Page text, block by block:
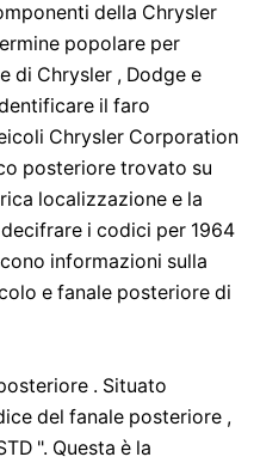
della Chrysler
popolare per
di Chrysler , Dodge e
il faro
Chrysler Corporation
posteriore trovato su
localizzazione e la
i codici per 1964
informazioni sulla
e fanale posteriore di
. Situato
del fanale posteriore ,
". Questa è la